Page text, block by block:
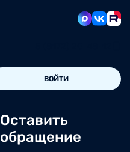
ВОЙТИ
Оставить
обращение